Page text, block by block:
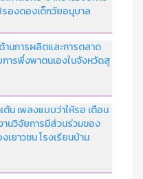
องดองเด็กวัยอนุบาล
นการผลิตและการตลาด
ารพึ่งพาตนเองในจังหวัดสุ
น เพลงแบบว่าให้รอ เตือน
านวิจัยการมีส่วนร่วมของ
ยาวชน โรงเรียนบ้าน